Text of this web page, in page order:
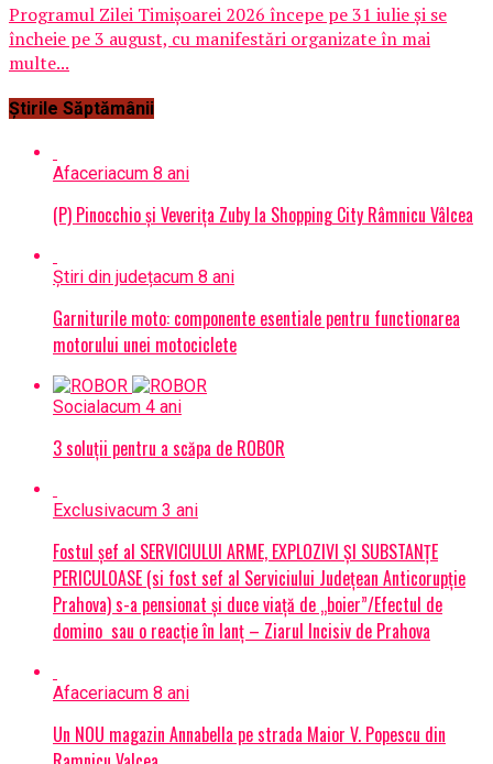
Programul Zilei Timișoarei 2026 începe pe 31 iulie și se
încheie pe 3 august, cu manifestări organizate în mai
multe...
Știrile Săptămânii
Afaceriacum 8 ani
(P) Pinocchio și Veverița Zuby la Shopping City Râmnicu Vâlcea
Știri din județacum 8 ani
Garniturile moto: componente esentiale pentru functionarea
motorului unei motociclete
Socialacum 4 ani
3 soluții pentru a scăpa de ROBOR
Exclusivacum 3 ani
Fostul șef al SERVICIULUI ARME, EXPLOZIVI ŞI SUBSTANŢE
PERICULOASE (si fost sef al Serviciului Judeţean Anticorupţie
Prahova) s-a pensionat și duce viață de „boier”/Efectul de
domino sau o reacție în lanț – Ziarul Incisiv de Prahova
Afaceriacum 8 ani
Un NOU magazin Annabella pe strada Maior V. Popescu din